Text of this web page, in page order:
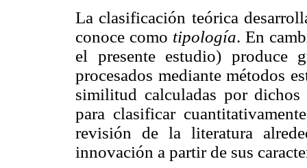
La clasificación teórica
conoce como tipología. En
el presente estudio) produce
procesados mediante métodos
similitud calculadas por
para clasificar
revisión de la literatura
innovación a partir de sus